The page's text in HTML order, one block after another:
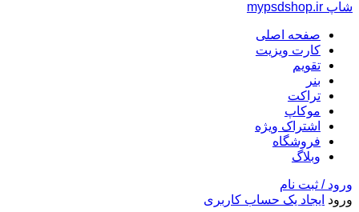
صفحه اصلی
کارت ویزیت
تقویم
بنر
تراکت
موکاپ
اشتراک ویژه
فروشگاه
وبلاگ
ورود / ثبت نام
ورود ایجاد یک حساب کاربری